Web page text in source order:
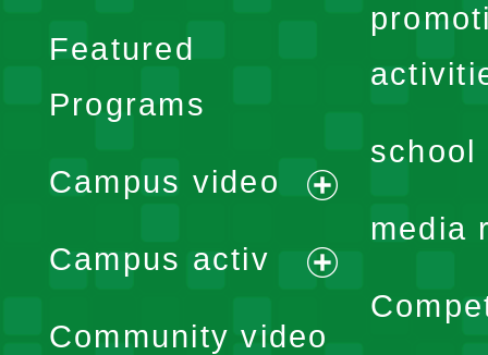
school
media
Featured
Programs
Campus video
expand
menu
Campus activ
expand
Community video